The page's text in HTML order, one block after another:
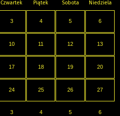
Czwartek Piątek Sobota Niedziela
3 4 5 6
10 11 12 13
17 18 19 20
24 25 26 27
3 4 5 6